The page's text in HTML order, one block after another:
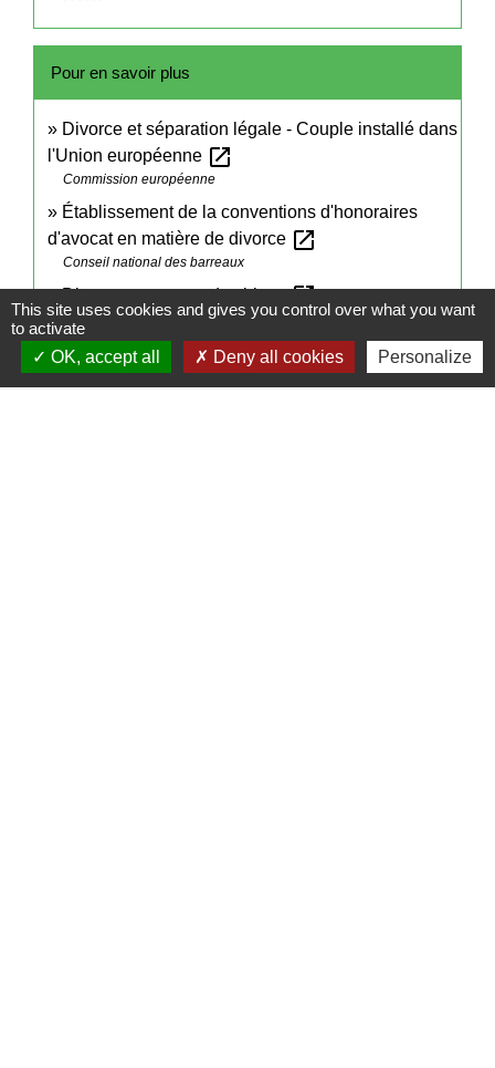
Pour en savoir plus
Divorce et séparation légale - Couple installé dans
l'Union européenne open_in_new
Commission européenne
Établissement de la conventions d'honoraires
d'avocat en matière de divorce open_in_new
Conseil national des barreaux
Divorce et partage des biensopen_in_new
Notaires de France
Signaler une erreur sur cette page
This site uses cookies and gives you control over what you want
to activate
OK, accept all
Deny all cookies Personalize